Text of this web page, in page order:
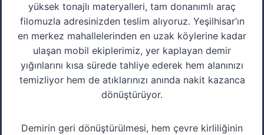
yüksek tonajlı materyalleri, tam donanımlı araç
filomuzla adresinizden teslim alıyoruz. Yeşilhisar’ın
en merkez mahallelerinden en uzak köylerine kadar
ulaşan mobil ekiplerimiz, yer kaplayan demir
yığınlarını kısa sürede tahliye ederek hem alanınızı
temizliyor hem de atıklarınızı anında nakit kazanca
dönüştürüyor.
Demirin geri dönüştürülmesi, hem çevre kirliliğinin